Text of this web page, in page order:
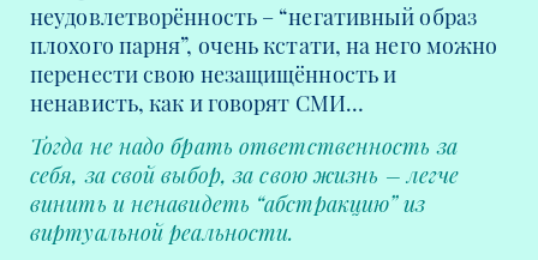
неудовлетворённость – “негативный образ
плохого парня”, очень кстати, на него можно
перенести свою незащищённость и
ненависть, как и говорят СМИ…
Тогда не надо брать ответственность за
себя, за свой выбор, за свою жизнь – легче
винить и ненавидеть “абстракцию” из
виртуальной реальности.